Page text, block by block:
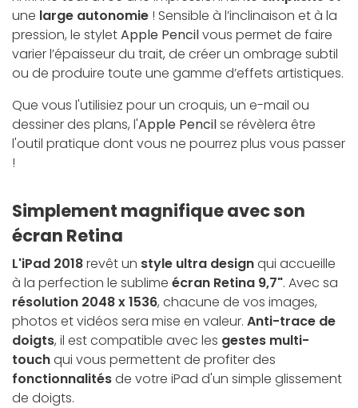
une large autonomie ! Sensible à l’inclinaison et à la
pression, le styletApple Pencilvous permet de faire
varier l’épaisseur du trait, de créer un ombrage subtil
ou de produire toute une gamme d’effets artistiques.
Que vous l'utilisiez pour un croquis, un e-mail ou
dessiner des plans, l'Apple Pencilse révèlera être
l'outil pratique dont vous ne pourrez plus vous passer
!
Simplement magnifique avec son
écran Retina
L'iPad 2018revêt un style ultra designqui accueille
à la perfection le sublime écran Retina 9,7". Avec sa
résolution 2048 x 1536, chacune de vos images,
photos et vidéos sera mise en valeur. Anti-trace de
doigts, il est compatible avec les gestes multi-
touchqui vous permettent de profiter des
fonctionnalitésde votre iPad d'un simple glissement
de doigts.